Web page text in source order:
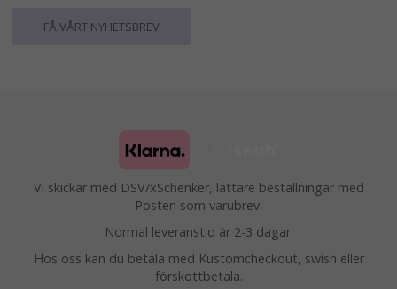
FÅ VÅRT NYHETSBREV
Vi skickar med DSV/xSchenker, lättare beställningar med
Posten som varubrev.
Normal leveranstid är 2-3 dagar.
Hos oss kan du betala med Kustomcheckout, swish eller
förskottbetala.